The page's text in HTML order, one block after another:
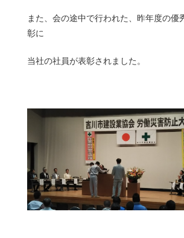
また、会の途中で行われた、昨年度の優
彰に
当社の社員が表彰されました。